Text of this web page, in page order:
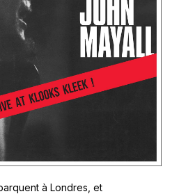
à Londres, et